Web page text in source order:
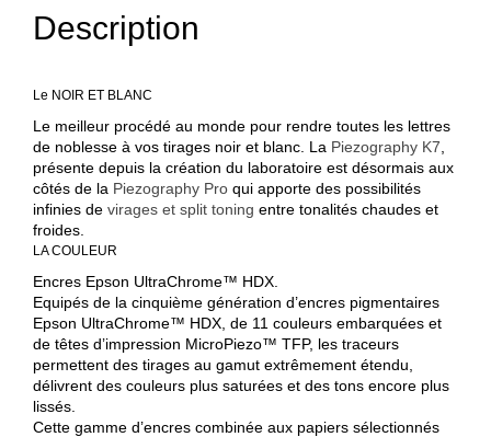
classique
Description
Le NOIR ET BLANC
Le meilleur procédé au monde pour rendre toutes les lettres
de noblesse à vos tirages noir et blanc. La Piezography K7
présente depuis la création du laboratoire est désormais aux
côtés de la Piezography Pro qui apporte des possibilités
infinies de virages et split toning entre tonalités chaudes et
froides.
LA COULEUR
Encres Epson UltraChrome™ HDX.
Equipés de la cinquième génération d’encres pigmentaires
Epson UltraChrome™ HDX, de 11 couleurs embarquées et
de têtes d’impression MicroPiezo™ TFP, les traceurs
permettent des tirages au gamut extrêmement étendu,
délivrent des couleurs plus saturées et des tons encore plus
lissés.
Cette gamme d’encres combinée aux papiers sélectionnés